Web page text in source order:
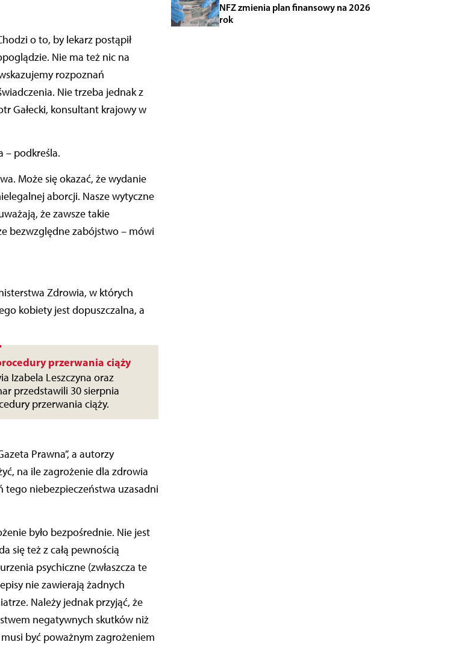
o to, by lekarz postąpił
Nie ma też nic na
rozpoznań
Nie trzeba jednak z
Gałecki, konsultant krajowy w
– podkreśla.
Może się okazać, że wydanie
aborcji. Nasze wytyczne
że zawsze takie
bezwzględne zabójstwo – mówi
Zdrowia, w których
kobiety jest dopuszczalna, a
przerwania ciąży
Izabela Leszczyna oraz
przedstawili 30 sierpnia
przerwania ciąży.
Prawna”, a autorzy
na ile zagrożenie dla zdrowia
tego niebezpieczeństwa uzasadni
było bezpośrednie. Nie jest
się też z całą pewnością
psychiczne (zwłaszcza te
nie zawierają żadnych
Należy jednak przyjąć, że
negatywnych skutków niż
być poważnym zagrożeniem
NFZ zmienia plan finansowy na 2026
rok